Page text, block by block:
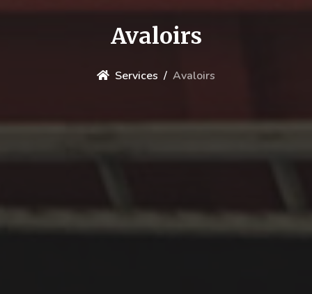
Avaloirs
Services Avaloirs